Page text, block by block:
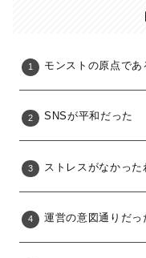
モンストの原点であ
SNSが平和だった
ストレスがなかっ
運営の意図通りだっ